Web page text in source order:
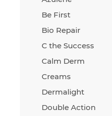
Be First
Bio Repair
C the Success
Calm Derm
Creams
Dermalight
Double Action